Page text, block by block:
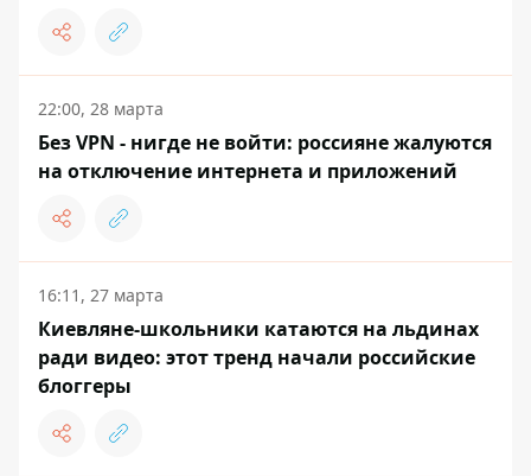
22:00, 28 марта
Без VPN - нигде не войти: россияне жалуются
на отключение интернета и приложений
16:11, 27 марта
Киевляне-школьники катаются на льдинах
ради видео: этот тренд начали российские
блоггеры